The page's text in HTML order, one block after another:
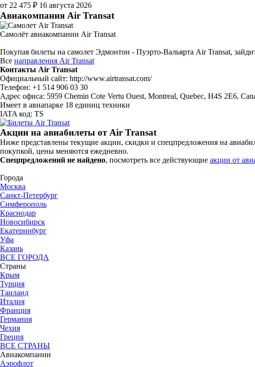
от 22 475 ₽ 16 августа 2026
Авиакомпания Air Transat
Самолёт авиакомпании Air Transat
Покупая билеты на самолет Эдмонтон - Пуэрто-Вальярта Air Transat,
Все направления Air Transat
Контакты Air Transat
Официальный сайт: http://www.airtransat.com/
Телефон: +1 514 906 03 30
Адрес офиса: 5959 Chemin Cote Vertu Ouest, Montreal, Quebec, H4S 2E6,
Имеет в авиапарке 18 единиц техники
IATA код: TS
Акции на авиабилеты от Air Transat
Ниже представлены текущие акции, скидки и спецпредложения на
покупкой, цены меняются ежедневно.
Спецпредложений не найдено, посмотреть все действующие акции от
Города
Москва
Санкт-Петербург
Симферополь
Краснодар
Новосибирск
Екатеринбург
Уфа
Казань
ВСЕ ГОРОДА
Страны
Крым
Турция
Таиланд
Италия
Франция
Германия
Чехия
Греция
ВСЕ СТРАНЫ
Авиакомпании
Аэрофлот